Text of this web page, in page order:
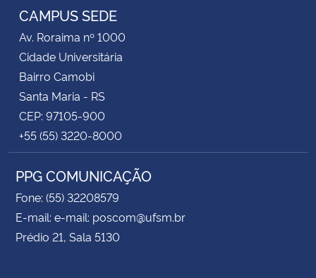
CAMPUS SEDE
Av. Roraima nº 1000
Cidade Universitária
Bairro Camobi
Santa Maria - RS
CEP: 97105-900
+55 (55) 3220-8000
PPG COMUNICAÇÃO
Fone: (55) 32208579
E-mail: e-mail: poscom@ufsm.br
Prédio 21, Sala 5130